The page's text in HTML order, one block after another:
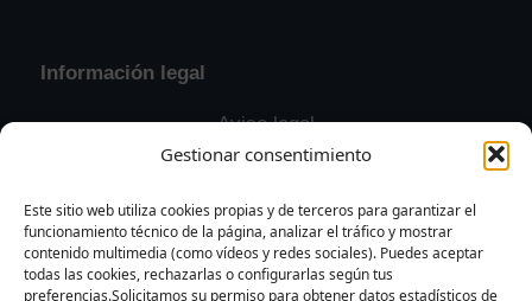
Gestionar consentimiento
Este sitio web utiliza cookies propias y de terceros para garantizar el
funcionamiento técnico de la página, analizar el tráfico y mostrar
contenido multimedia (como vídeos y redes sociales). Puedes aceptar
todas las cookies, rechazarlas o configurarlas según tus
preferencias.Solicitamos su permiso para obtener datos estadísticos de
Información legal
Aviso legal
Política de privacidad
Política de cookies
Contacto y solicitudes